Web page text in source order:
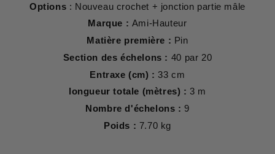
Options : Nouveau crochet + jonction partie mâle
Marque : Ami-Hauteur
Matière première : Pin
Section des échelons : 40 par 20
Entraxe (cm) : 33 cm
longueur totale (mètres) :3 m
Nombre d'échelons : 9
Poids : 7.70 kg